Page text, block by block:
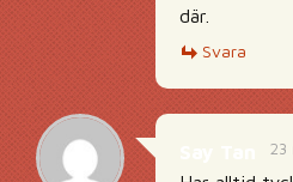
där.
Svara
23